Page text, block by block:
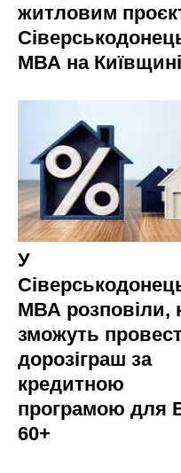
житловим
МВА на Київщині
У
МВА розповіли,
зможуть
дорозіграш за
кредитною
програмою для
60+